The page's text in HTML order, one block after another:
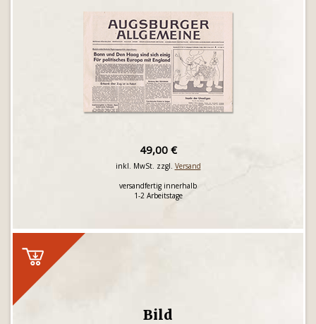
49,00 €
inkl. MwSt. zzgl. Versand
versandfertig innerhalb
1-2 Arbeitstage
Bild